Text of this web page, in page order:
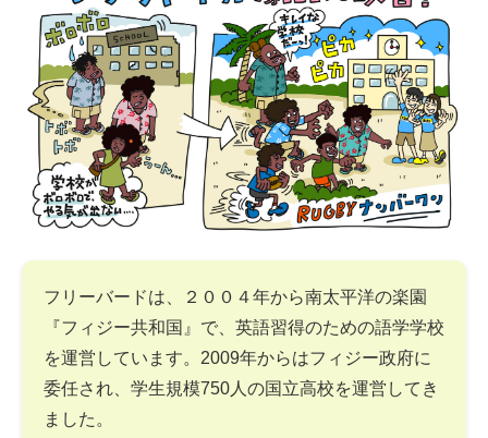
フリーバードは、２００４年から南太平洋の楽園
『フィジー共和国』で、英語習得のための語学学校
を運営しています。2009年からはフィジー政府に
委任され、学生規模750人の国立高校を運営してき
ました。